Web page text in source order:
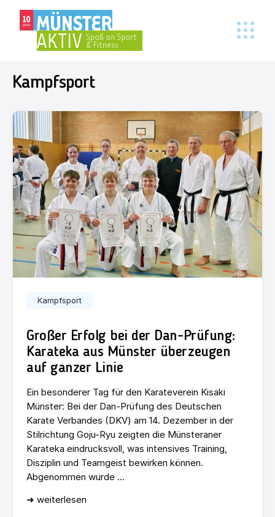
Kampfsport
Kampfsport
Großer Erfolg bei der Dan-Prüfung:
Karateka aus Münster überzeugen
auf ganzer Linie
Ein besonderer Tag für den Karateverein Kisaki
Münster: Bei der Dan-Prüfung des Deutschen
Karate Verbandes (DKV) am 14. Dezember in der
Stilrichtung Goju-Ryu zeigten die Münsteraner
Karateka eindrucksvoll, was intensives Training,
Disziplin und Teamgeist bewirken können.
Abgenommen wurde ...
➜ weiterlesen